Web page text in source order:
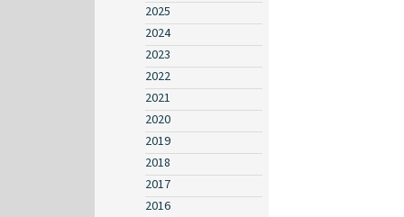
2025
2024
2023
2022
2021
2020
2019
2018
2017
2016